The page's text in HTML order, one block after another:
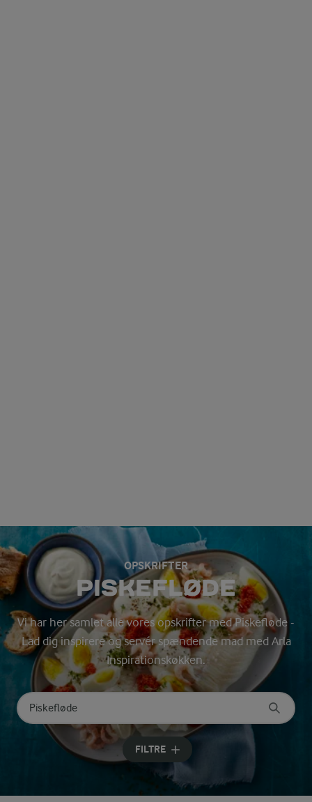
OPSKRIFTER
PISKEFLØDE
Vi har her samlet alle vores opskrifter med Piskefløde -
Lad dig inspirere og servér spændende mad med Arla
Inspirationskøkken.
Søg på kategori
Indtast søgeord for at søge
FILTRE